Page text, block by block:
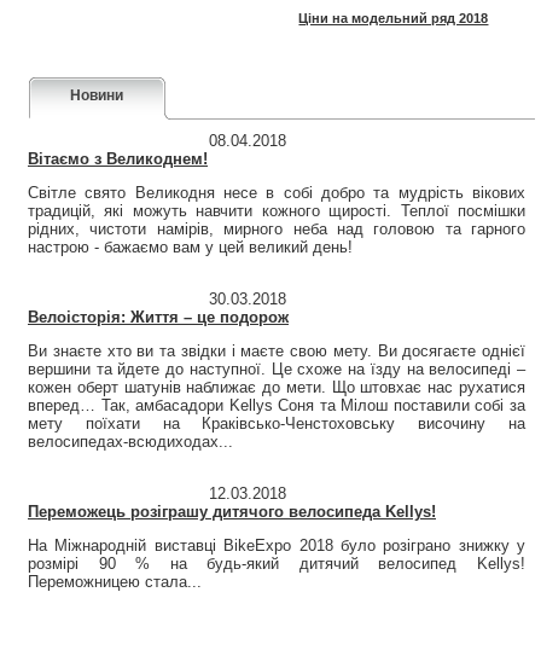
Ціни на модельний ряд 2018
Новини
08.04.2018
Вітаємо з Великоднем!
Світле свято Великодня несе в собі добро та мудрість вікових
традицій, які можуть навчити кожного щирості. Теплої посмішки
рідних, чистоти намірів, мирного неба над головою та гарного
настрою - бажаємо вам у цей великий день!
30.03.2018
Велоісторія: Життя – це подорож
Ви знаєте хто ви та звідки і маєте свою мету. Ви досягаєте однієї
вершини та йдете до наступної. Це схоже на їзду на велосипеді –
кожен оберт шатунів наближає до мети. Що штовхає нас рухатися
вперед… Так, амбасадори Kellys Соня та Мілош поставили собі за
мету поїхати на Краківсько-Ченстоховську височину на
велосипедах-всюдиходах...
12.03.2018
Переможець розіграшу дитячого велосипеда Kellys!
На Міжнародній виставці BikeExpo 2018 було розіграно знижку у
розмірі 90 % на будь-який дитячий велосипед Kellys!
Переможницею стала...